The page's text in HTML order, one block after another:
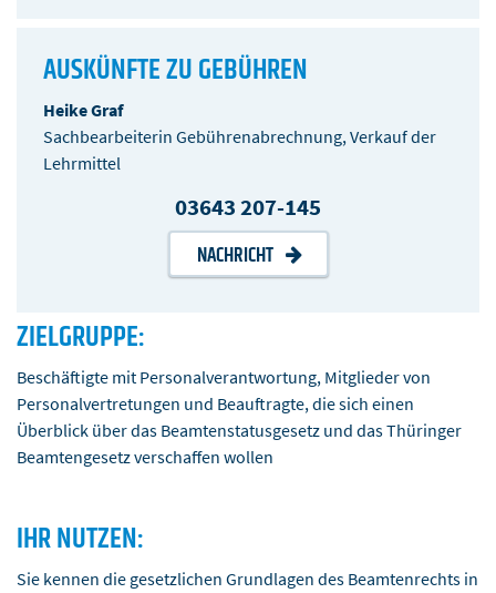
AUSKÜNFTE ZU GEBÜHREN
Heike Graf
Sachbearbeiterin Gebührenabrechnung, Verkauf der
Lehrmittel
03643 207-145
NACHRICHT
ZIELGRUPPE:
Beschäftigte mit Personalverantwortung, Mitglieder von
Personalvertretungen und Beauftragte, die sich einen
Überblick über das Beamtenstatusgesetz und das Thüringer
Beamtengesetz verschaffen wollen
IHR NUTZEN:
Sie kennen die gesetzlichen Grundlagen des Beamtenrechts in